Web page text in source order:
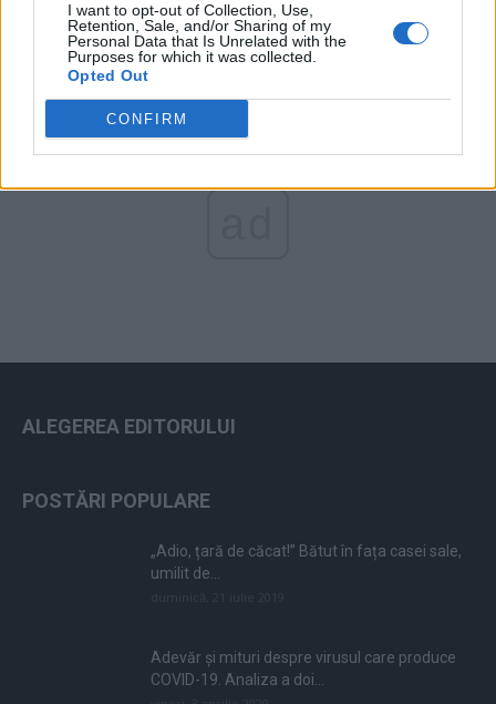
I want to opt-out of Collection, Use,
Retention, Sale, and/or Sharing of my
Personal Data that Is Unrelated with the
Purposes for which it was collected.
Opted Out
CONFIRM
ALEGEREA EDITORULUI
POSTĂRI POPULARE
„Adio, țară de căcat!” Bătut în fața casei sale,
umilit de...
Adevăr și mituri despre virusul care produce
COVID-19. Analiza a doi...